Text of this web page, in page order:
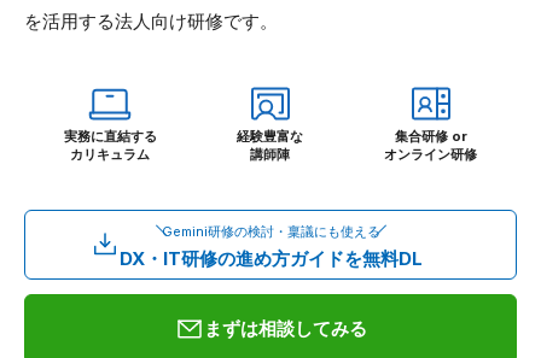
を活用する法人向け研修です。
実務に直結する
カリキュラム
経験豊富な
講師陣
集合研修 or
オンライン研修
Gemini研修の検討・稟議にも使える
DX・IT研修の進め方ガイドを無料DL
まずは相談してみる